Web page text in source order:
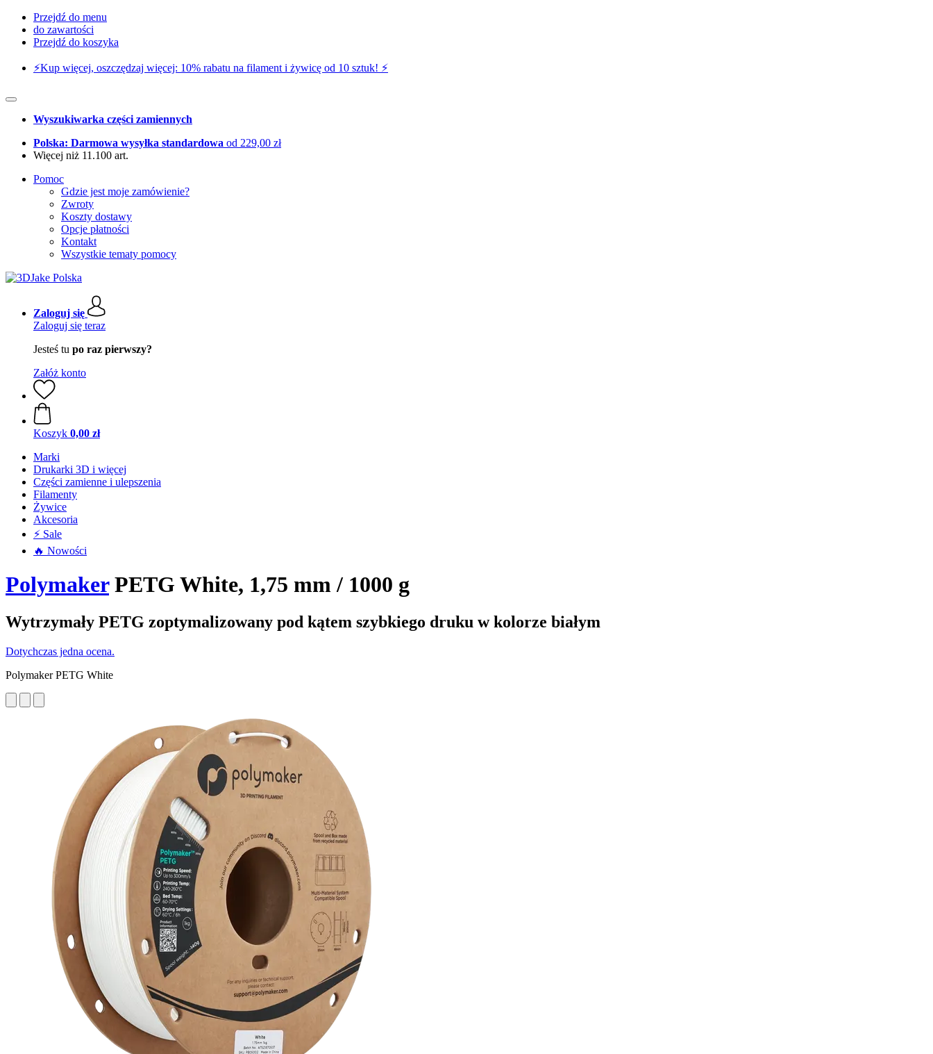
Przejdź do menu
do zawartości
Przejdź do koszyka
⚡️Kup więcej, oszczędzaj więcej: 10% rabatu na filament i żywicę od 10 sztuk! ⚡️
Wyszukiwarka części zamiennych
Polska: Darmowa wysyłka standardowa od 229,00 zł
Więcej niż 11.100 art.
Pomoc
Gdzie jest moje zamówienie?
Zwroty
Koszty dostawy
Opcje płatności
Kontakt
Wszystkie tematy pomocy
Zaloguj się
Zaloguj się teraz
Jesteś tu po raz pierwszy?
Załóż konto
Koszyk 0,00 zł
Marki
Drukarki 3D i więcej
Części zamienne i ulepszenia
Filamenty
Żywice
Akcesoria
⚡ Sale
🔥 Nowości
PolymakerPETG White, 1,75 mm / 1000 g
Wytrzymały PETG zoptymalizowany pod kątem szybkiego druku w kolorze białym
Dotychczas jedna ocena.
Polymaker PETG White